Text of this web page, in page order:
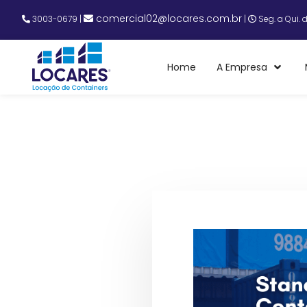
3003-0679 | comercial02@locares.com.br | Seg. a Qui.
Home A Empresa